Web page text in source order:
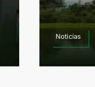
Noticias